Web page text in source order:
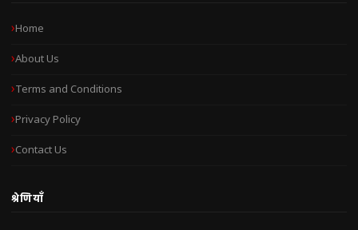
Home
About Us
Terms and Conditions
Privacy Policy
Contact Us
श्रेणियाँ